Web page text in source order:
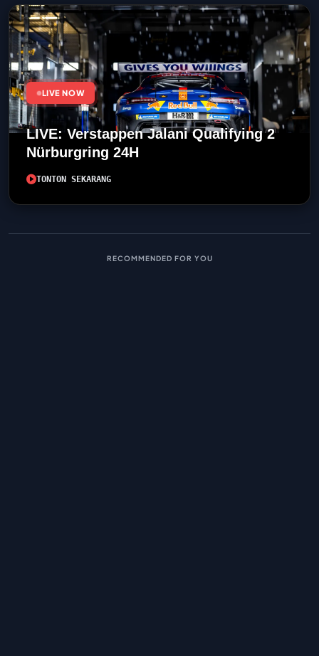
LIVE NOW
LIVE: Verstappen Jalani Qualifying 2
Nürburgring 24H
TONTON SEKARANG
RECOMMENDED FOR YOU